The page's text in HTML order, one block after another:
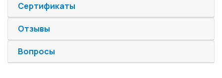
Сертификаты
Отзывы
Вопросы